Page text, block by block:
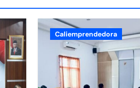
Caliemprendedora